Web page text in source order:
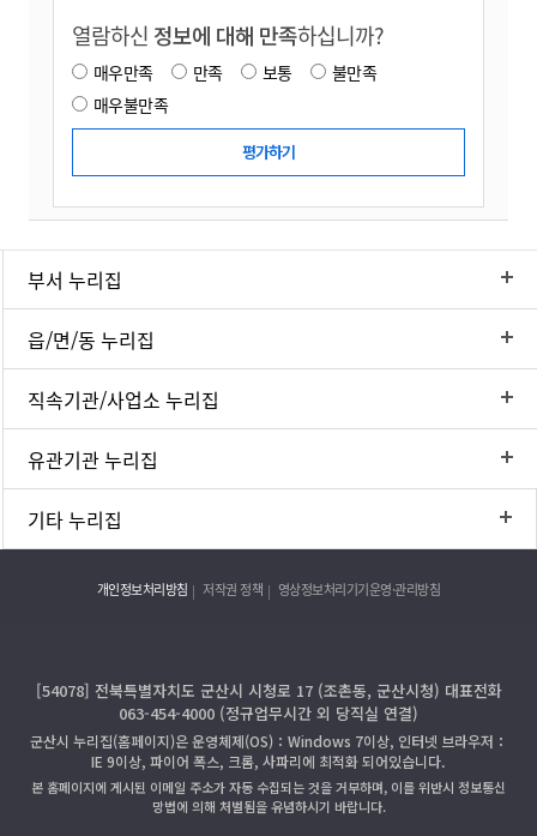
열람하신 정보에 대해 만족하십니까?
매우만족 만족 보통
불만족
매우불만족
부서 누리집
읍/면/동 누리집
직속기관/사업소 누리집
유관기관 누리집
기타 누리집
개인정보처리방침 저작권 정책 영상정보처리기기운영·관리방침
[54078] 전북특별자치도 군산시 시청로 17 (조촌동, 군산시청) 대표전화
063-454-4000 (정규업무시간 외 당직실 연결)
군산시 누리집(홈페이지)은 운영체제(OS)：Windows 7이상, 인터넷 브라우저：
IE 9이상, 파이어 폭스, 크롬, 사파리에 최적화 되어있습니다.
본 홈페이지에 게시된 이메일 주소가 자동 수집되는 것을 거부하며, 이를 위반시 정보통신
망법에 의해 처벌됨을 유념하시기 바랍니다.